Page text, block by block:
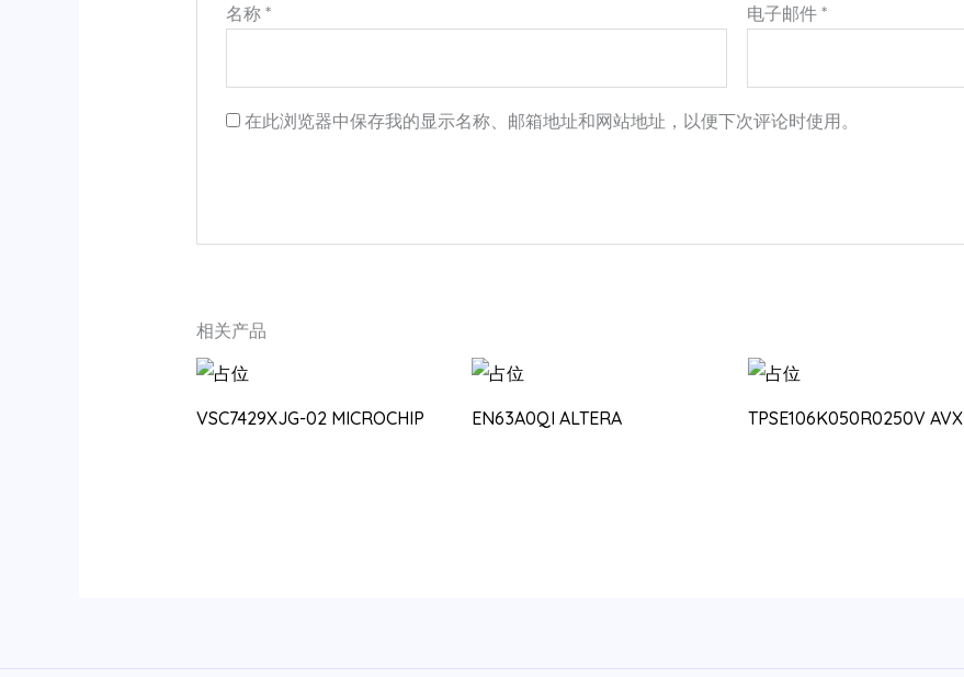
名称* 电子邮件*
在此浏览器中保存我的显示名称、邮箱地址和网站地址，以便下次评论时使用。
相关产品
VSC7429XJG-02 MICROCHIP EN63A0QI ALTERA TPSE106K050R0250V AVX